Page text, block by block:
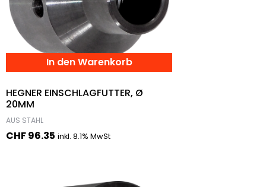
In den Warenkorb
HEGNER EINSCHLAGFUTTER, Ø
20MM
AUS STAHL
CHF96.35 inkl. 8.1% MwSt